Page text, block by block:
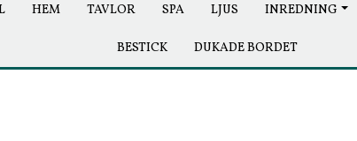
HEM TAVLOR SPA LJUS INREDNING
BESTICK DUKADE BORDET